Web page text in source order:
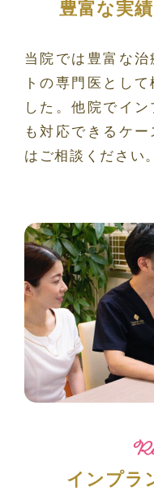
豊富な実
当院では豊富な
トの専門医とし
した。他院でイ
も対応できるケ
はご相談ください。
インプラ